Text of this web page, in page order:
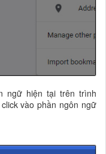
ngữ hiện tại trên trình
vào phần ngôn ngữ